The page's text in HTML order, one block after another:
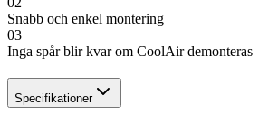
Snabb och enkel montering
03
Inga spår blir kvar om CoolAir demonteras
Specifikationer